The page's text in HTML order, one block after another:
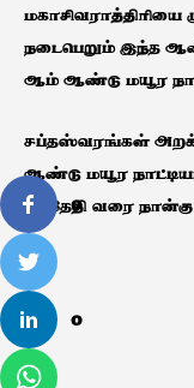
0
0
நடைபெறும் இந்த
ஆம் ஆண்டு மயூர
சப்தஸ்வரங்கள்
ஆண்டு மயூர
1ம் தேதி வரை